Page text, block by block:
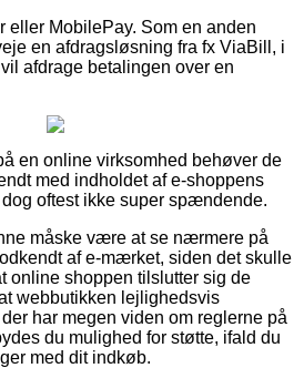
eller MobilePay. Som en anden
en afdragsløsning fra fx ViaBill, i
afdrage betalingen over en
en online virksomhed behøver de
med indholdet af e-shoppens
oftest ikke super spændende.
måske være at se nærmere på
af e-mærket, siden det skulle
online shoppen tilslutter sig de
webbutikken lejlighedsvis
har megen viden om reglerne på
du mulighed for støtte, ifald du
med dit indkøb.